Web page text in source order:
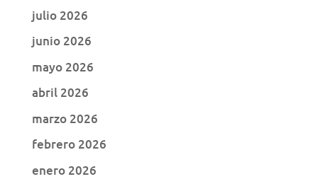
julio 2026
junio 2026
mayo 2026
abril 2026
marzo 2026
febrero 2026
enero 2026